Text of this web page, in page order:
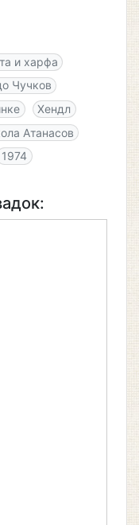
и харфа
Чучков
Хендл
Атанасов
1974